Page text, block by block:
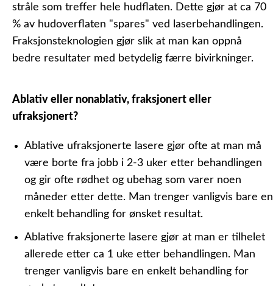
stråle som treffer hele hudflaten. Dette gjør at ca 70
% av hudoverflaten "spares" ved laserbehandlingen.
Fraksjonsteknologien gjør slik at man kan oppnå
bedre resultater med betydelig færre bivirkninger.
Ablativ eller nonablativ, fraksjonert eller
ufraksjonert?
Ablative ufraksjonerte lasere gjør ofte at man må
være borte fra jobb i 2-3 uker etter behandlingen
og gir ofte rødhet og ubehag som varer noen
måneder etter dette. Man trenger vanligvis bare en
enkelt behandling for ønsket resultat.
Ablative fraksjonerte lasere gjør at man er tilhelet
allerede etter ca 1 uke etter behandlingen. Man
trenger vanligvis bare en enkelt behandling for